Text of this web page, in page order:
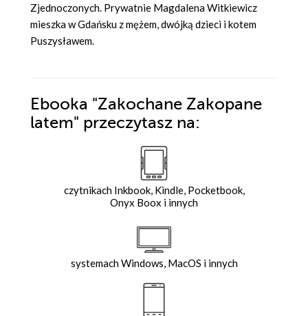
Zjednoczonych. Prywatnie Magdalena Witkiewicz
mieszka w Gdańsku z mężem, dwójką dzieci i kotem
Puszysławem.
Ebooka "Zakochane Zakopane
latem" przeczytasz na:
czytnikach Inkbook, Kindle, Pocketbook,
Onyx Boox i innych
systemach Windows, MacOS i innych